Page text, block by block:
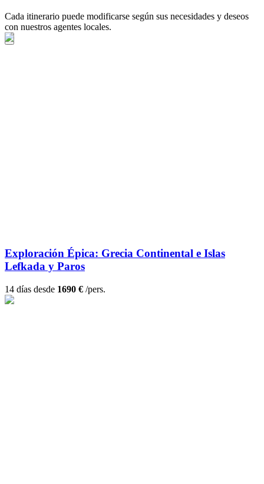
Cada itinerario puede modificarse según sus necesidades y deseos
con nuestros agentes locales.
Exploración Épica: Grecia Continental e Islas
Lefkada y Paros
14 días desde 1690 € /pers.